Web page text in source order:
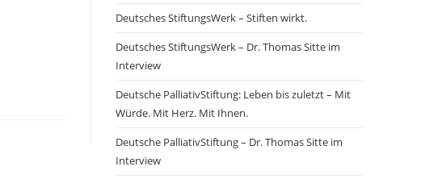
Deutsches StiftungsWerk – Stiften wirkt.
Deutsches StiftungsWerk – Dr. Thomas Sitte im
Interview
Deutsche PalliativStiftung: Leben bis zuletzt – Mit
Würde. Mit Herz. Mit Ihnen.
Deutsche PalliativStiftung – Dr. Thomas Sitte im
Interview